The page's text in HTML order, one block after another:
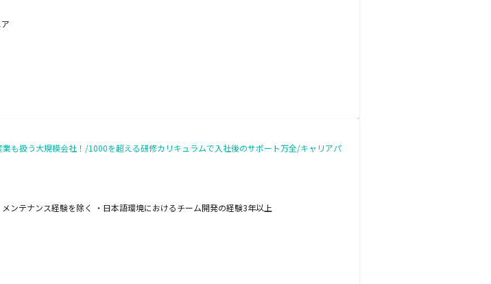
も扱う大規模会社！/1000を超える研修カリキュラムで入社後のサポート万全/キャリアパ
テナンス経験を除く ・日本語環境におけるチーム開発の経験3年以上